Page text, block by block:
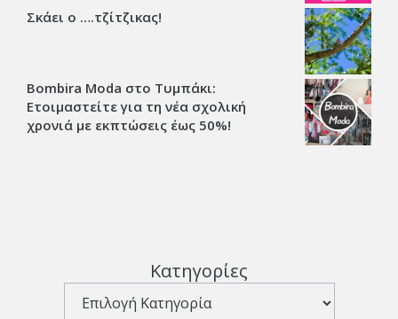
Σκάει ο ….τζίτζικας!
Bombira Moda στο Τυμπάκι:
Ετοιμαστείτε για τη νέα σχολική
χρονιά με εκπτώσεις έως 50%!
Κατηγορίες